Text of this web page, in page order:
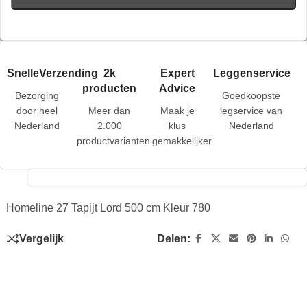
SnelleVerzending
Bezorging
door heel
Nederland
2k
producten
Meer dan
2.000
productvarianten
Expert
Advice
Maak je
klus
gemakkelijker
Leggenservice
Goedkoopste
legservice van
Nederland
Homeline 27 Tapijt Lord 500 cm Kleur 780
Vergelijk Delen: